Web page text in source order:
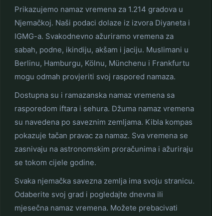
Prikazujemo namaz vremena za 1.214 gradova u
Njemačkoj. Naši podaci dolaze iz izvora Diyaneta i
IGMG-a. Svakodnevno ažuriramo vremena za
sabah, podne, ikindiju, akšam i jaciju. Muslimani u
Berlinu, Hamburgu, Kölnu, Münchenu i Frankfurtu
mogu odmah provjeriti svoj raspored namaza.
Dostupna su i ramazanska namaz vremena sa
rasporedom iftara i sehura. Džuma namaz vremena
su navedena po saveznim zemljama. Kibla kompas
pokazuje tačan pravac za namaz. Sva vremena se
zasnivaju na astronomskim proračunima i ažuriraju
se tokom cijele godine.
Svaka njemačka savezna zemlja ima svoju stranicu.
Odaberite svoj grad i pogledajte dnevna ili
mjesečna namaz vremena. Možete prebacivati